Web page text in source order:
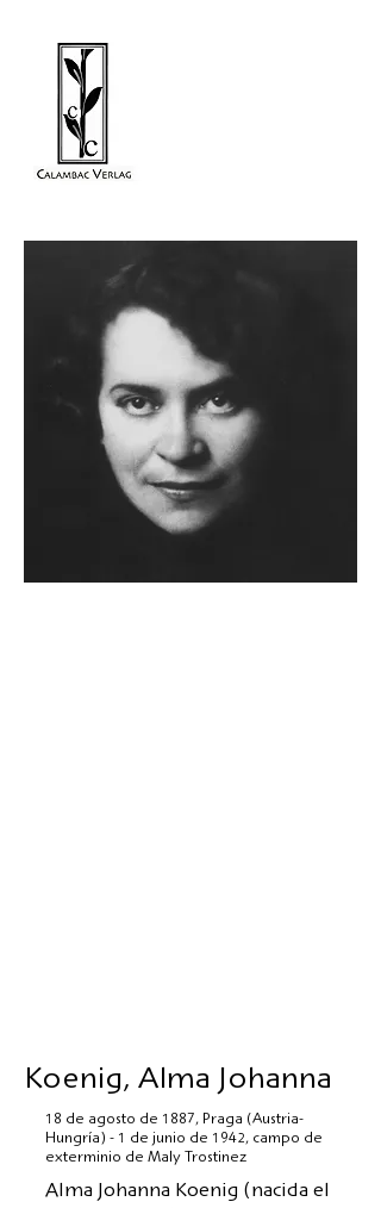
Koenig, Alma Johanna
18 de agosto de 1887, Praga (Austria-
Hungría) - 1 de junio de 1942, campo de
exterminio de Maly Trostinez
Alma Johanna Koenig (nacida el